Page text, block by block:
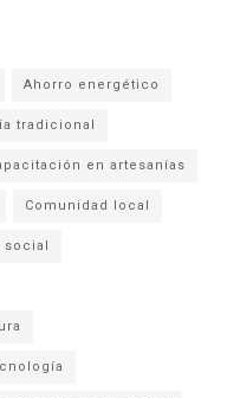
Ahorro energético
tradicional
en artesanías
Comunidad local
social